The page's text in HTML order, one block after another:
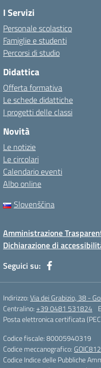
I Servizi
Personale scolastico
Famiglie e studenti
Percorsi di studio
Didattica
Offerta formativa
Le schede didattiche
I progetti delle classi
Novità
Le notizie
Le circolari
Calendario eventi
Albo online
Slovenščina
Amministrazione
Dichiarazione di
Seguici su:
Indirizzo:Via dei Grabizio, 38 -
Centralino:+39 0481 531824
Posta elettronica certificata
Codice fiscale: 80005940319
Codice meccanografico:
Codice Indice delle Pubbliche